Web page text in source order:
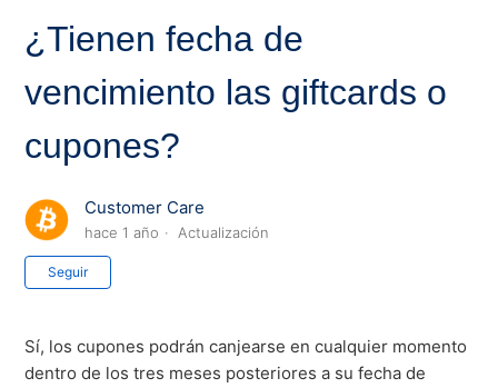
¿Tienen fecha de
vencimiento las giftcards o
cupones?
Customer Care
hace 1 año Actualización
Seguir
Sí, los cupones podrán canjearse en cualquier momento
dentro de los tres meses posteriores a su fecha de